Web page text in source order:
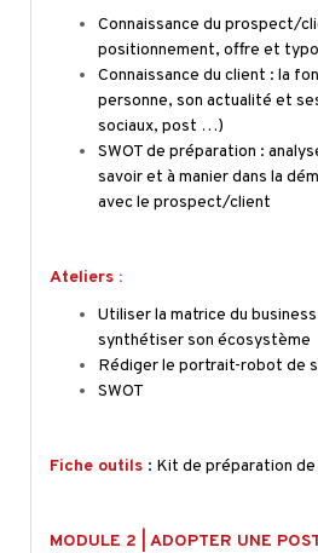
Connaissance du prospect/
positionnement, offre et
Connaissance du client : la
personne, son actualité et
sociaux, post …)
SWOT de préparation :
savoir et à manier dans la
avec le prospect/client
Ateliers :
Utiliser la matrice du
synthétiser son écosystème
Rédiger le portrait-robot de
SWOT
Fiche outils : Kit de préparation
MODULE 2 | ADOPTER UNE